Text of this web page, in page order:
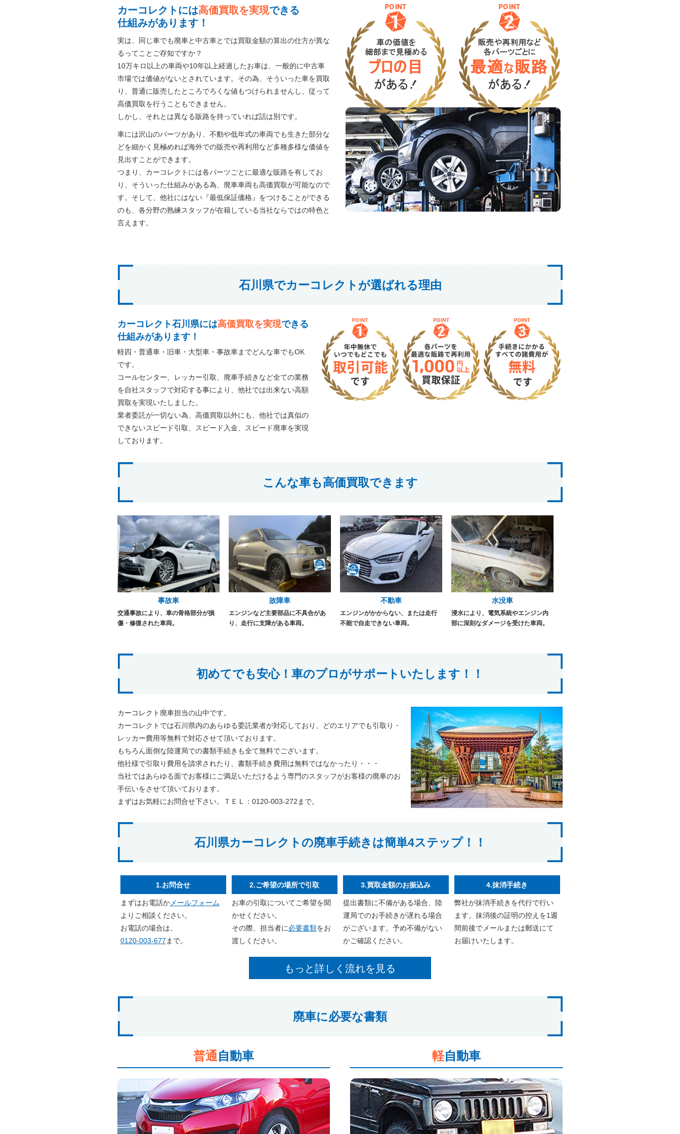
カーコレクトには高価買取を実現できる
仕組みがあります！
実は、同じ車でも廃車と中古車とでは買取金額の算出の仕方が異な
るってことご存知ですか？
10万キロ以上の車両や10年以上経過したお車は、一般的に中古車
市場では価値がないとされています。その為、そういった車を買取
り、普通に販売したところでろくな値もつけられませんし、従って
高価買取を行うこともできません。
しかし、それとは異なる販路を持っていれば話は別です。
車には沢山のパーツがあり、不動や低年式の車両でも生きた部分な
どを細かく見極めれば海外での販売や再利用など多種多様な価値を
見出すことができます。
つまり、カーコレクトには各パーツごとに最適な販路を有してお
り、そういった仕組みがある為、廃車車両も高価買取が可能なので
す。そして、他社にはない『最低保証価格』をつけることができる
のも、各分野の熟練スタッフが在籍している当社ならではの特色と
言えます。
石川県でカーコレクトが選ばれる理由
カーコレクト石川県には高価買取を実現できる
仕組みがあります！
軽四・普通車・旧車・大型車・事故車までどんな車でもOK
です。
コールセンター、レッカー引取、廃車手続きなど全ての業務
を自社スタッフで対応する事により、他社では出来ない高額
買取を実現いたしました。
業者委託が一切ない為、高価買取以外にも、他社では真似の
できないスピード引取、スピード入金、スピード廃車を実現
しております。
こんな車も高価買取できます
事故車
交通事故により、車の骨格部分が損
傷・修復された車両。
故障車
エンジンなど主要部品に不具合があ
り、走行に支障がある車両。
不動車
エンジンがかからない、または走行
不能で自走できない車両。
水没車
浸水により、電気系統やエンジン内
部に深刻なダメージを受けた車両。
初めてでも安心！車のプロがサポートいたします！！
カーコレクト廃車担当の山中です。
カーコレクトでは石川県内のあらゆる委託業者が対応しており、どのエリアでも引取り・
レッカー費用等無料で対応させて頂いております。
もちろん面倒な陸運局での書類手続きも全て無料でございます。
他社様で引取り費用を請求されたり、書類手続き費用は無料ではなかったり・・・
当社ではあらゆる面でお客様にご満足いただけるよう専門のスタッフがお客様の廃車のお
手伝いをさせて頂いております。
まずはお気軽にお問合せ下さい。ＴＥＬ：0120-003-272まで。
石川県カーコレクトの廃車手続きは簡単4ステップ！！
1.お問合せ
まずはお電話かメールフォーム
よりご相談ください。
お電話の場合は、
0120-003-677 まで。
2.ご希望の場所で引取
お車の引取についてご希望を聞
かせください。
その際、担当者に必要書類をお
渡しください。
3.買取金額のお振込み
提出書類に不備がある場合、陸
運局でのお手続きが遅れる場合
がございます。予め不備がない
かご確認ください。
4.抹消手続き
弊社が抹消手続きを代行で行い
ます。抹消後の証明の控えを1週
間前後でメールまたは郵送にて
お届けいたします。
もっと詳しく流れを見る
廃車に必要な書類
普通自動車 軽自動車